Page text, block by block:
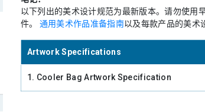
以下列出的美术设计规范为最新版本。请勿使用
件。 通用美术作品准备指南以及每款产品的美术
Artwork Specifications
1. Cooler Bag Artwork Specification